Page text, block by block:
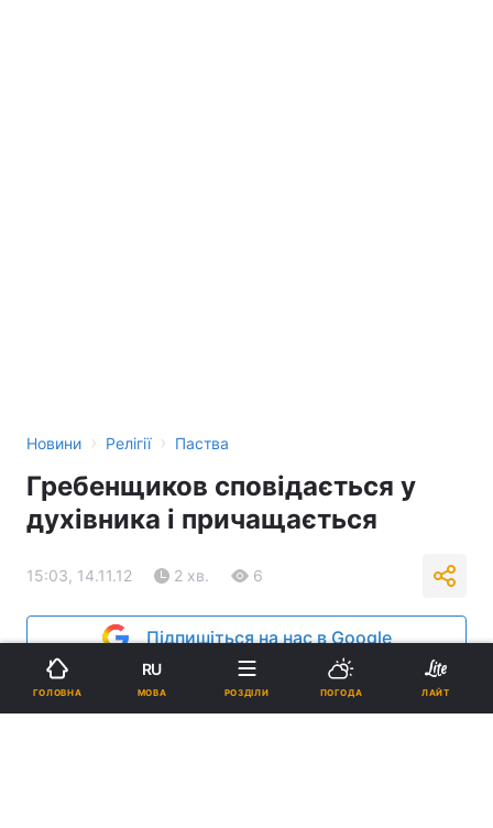
Новини › Релігії › Паства
Гребенщиков сповідається у
духівника і причащається
15:03, 14.11.12 2 хв. 6
Підпишіться на нас в Google
Реклама
ГОЛОВНА
RU
МОВА РОЗДІЛИ ПОГОДА ЛАЙТ